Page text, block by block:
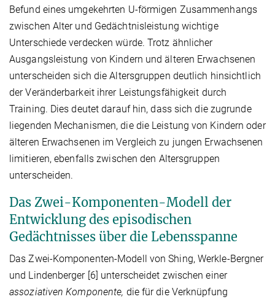
Befund eines umgekehrten U-förmigen Zusammenhangs
zwischen Alter und Gedächtnisleistung wichtige
Unterschiede verdecken würde. Trotz ähnlicher
Ausgangsleistung von Kindern und älteren Erwachsenen
unterscheiden sich die Altersgruppen deutlich hinsichtlich
der Veränderbarkeit ihrer Leistungsfähigkeit durch
Training. Dies deutet darauf hin, dass sich die zugrunde
liegenden Mechanismen, die die Leistung von Kindern oder
älteren Erwachsenen im Vergleich zu jungen Erwachsenen
limitieren, ebenfalls zwischen den Altersgruppen
unterscheiden.
Das Zwei-Komponenten-Modell der
Entwicklung des episodischen
Gedächtnisses über die Lebensspanne
Das Zwei-Komponenten-Modell von Shing, Werkle-Bergner
und Lindenberger [6] unterscheidet zwischen einer
assoziativen Komponente, die für die Verknüpfung